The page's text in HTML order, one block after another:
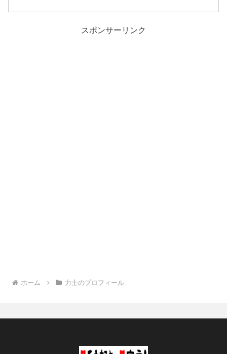
事・事件を紹介します。
スポンサーリンク
ホーム 力士のプロフィール